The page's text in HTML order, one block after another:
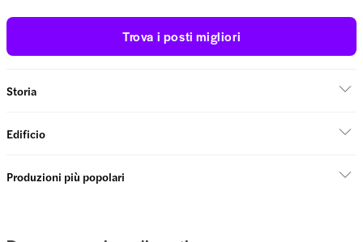
Trova i posti migliori
Storia
Edificio
Produzioni più popolari